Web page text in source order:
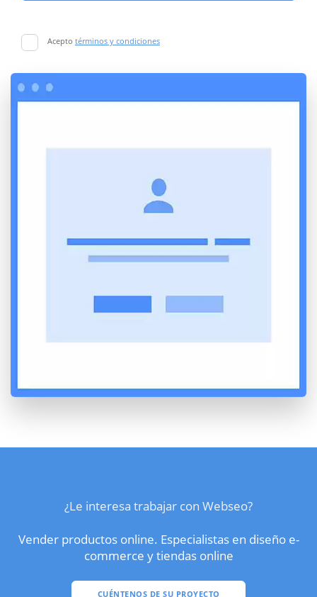
Acepto términos y condiciones
¿Le interesa trabajar con Webseo?
Vender productos online. Especialistas en diseño e-
commerce y tiendas online
CUÉNTENOS DE SU PROYECTO